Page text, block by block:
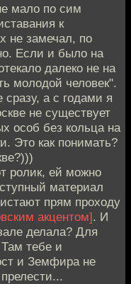
мало по сим
к
не замечал, по
Если и было на
далеко не на
молодой человек".
а с годами я
не существует
особ без кольца на
Это как понимать?
ролик, ей можно
материал
прям проходу
акцентом]. И
делала? Для
тебе и
и Земфира не